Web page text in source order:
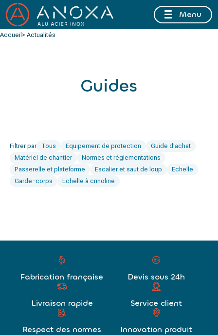
FERMETURE ESTIVALE DU 10 AU 16 AOÛT 2026 INCLUSMenu
Accueil > Actualités
Guides
Filtrer par Tous Equipement de protection
Guide d'achat
Matériel de chantier
Normes et réglementations
Passerelle et plateforme
Escalier et saut de loup
Echelle
Garde-corps
Echelle à crinoline
Fabrication française Devis sous 24h
Livraison rapide Service client
Respect des normes Innovation produit